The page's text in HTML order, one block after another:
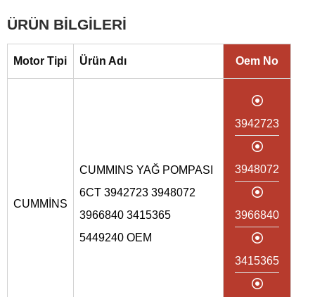
ÜRÜN BİLGİLERİ
Motor Tipi Ürün Adı Oem No
CUMMİNS
CUMMINS YAĞ POMPASI
6CT 3942723 3948072
3966840 3415365
5449240 OEM
3942723
3948072
3966840
3415365